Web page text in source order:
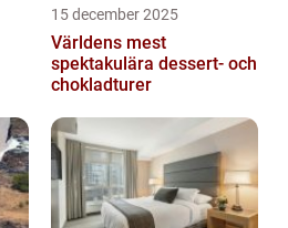
15 december 2025
Världens mest
spektakulära dessert- och
chokladturer